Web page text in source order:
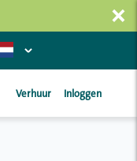
×
Verhuur Inloggen